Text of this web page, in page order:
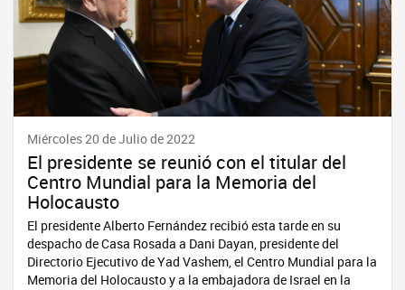
Miércoles 20 de Julio de 2022
El presidente se reunió con el titular del
Centro Mundial para la Memoria del
Holocausto
El presidente Alberto Fernández recibió esta tarde en su
despacho de Casa Rosada a Dani Dayan, presidente del
Directorio Ejecutivo de Yad Vashem, el Centro Mundial para la
Memoria del Holocausto y a la embajadora de Israel en la